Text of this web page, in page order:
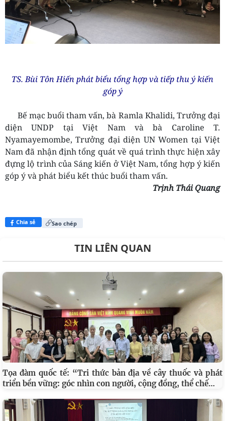
TS. Bùi Tôn Hiến phát biểu tổng hợp và tiếp thu ý kiến
góp ý
Bế mạc buổi tham vấn, bà Ramla Khalidi, Trưởng đại
diện UNDP tại Việt Nam và bà Caroline T.
Nyamayemombe, Trưởng đại diện UN Women tại Việt
Nam đã nhận định tổng quát về quá trình thực hiện xây
đựng lộ trình của Sáng kiến ở Việt Nam, tổng hợp ý kiến
góp ý và phát biểu kết thúc buổi tham vấn.
Trịnh Thái Quang
Chia sẻ Sao chép
TIN LIÊN QUAN
Tọa đàm quốc tế: “Tri thức bản địa về cây thuốc và phát
triển bền vững: góc nhìn con người, cộng đồng, thể chế…